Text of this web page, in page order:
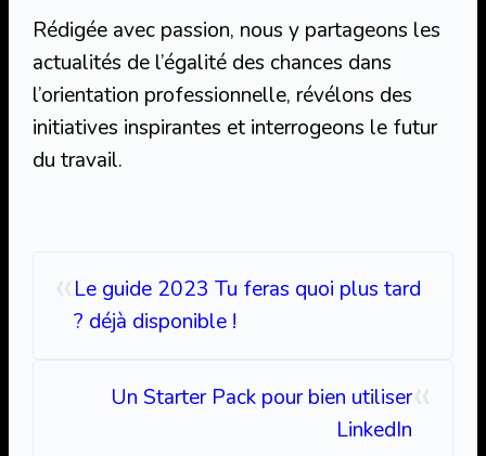
Rédigée avec passion, nous y partageons les
actualités de l’égalité des chances dans
l’orientation professionnelle, révélons des
initiatives inspirantes et interrogeons le futur
du travail.
Le guide 2023 Tu feras quoi plus tard
? déjà disponible !
«
Un Starter Pack pour bien utiliser
LinkedIn